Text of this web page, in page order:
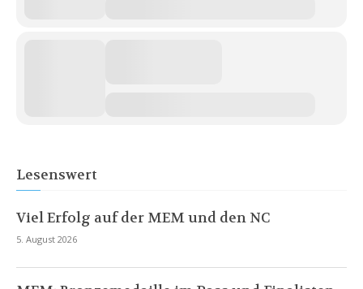
Lesenswert
Viel Erfolg auf der MEM und den NC
5. August 2026